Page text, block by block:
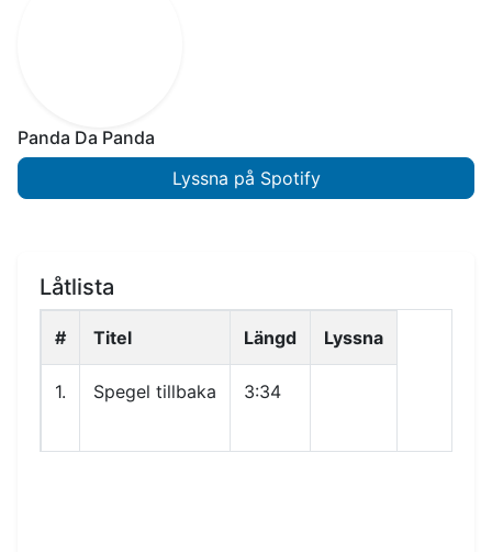
Panda Da Panda
Lyssna på Spotify
Låtlista
# Titel Längd Lyssna
1. Spegel tillbaka 3:34